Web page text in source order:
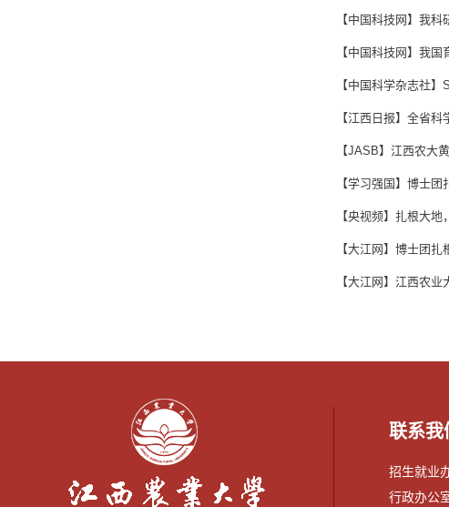
【中国科技网】我
【中国科技网】我
【中国科学杂志社
【江西日报】全省
【JASB】江西农大
【学习强国】博士团
【央视频】扎根大地
【大江网】博士团扎
【大江网】江西农
联系我
招生就业
行政办公